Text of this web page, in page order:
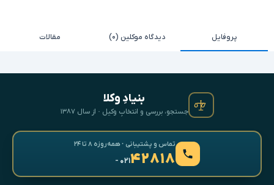
پروفایل دیدگاه موکلین (۰) مقالات
بنیادِ وکلا
جستجو، بررسی و انتخابِ وکیل · از سال ۱۳۸۷
تماس و پشتیبانی · همه‌روزه ۸ تا ۲۴
۴۲۸۱۸- ۰۲۱